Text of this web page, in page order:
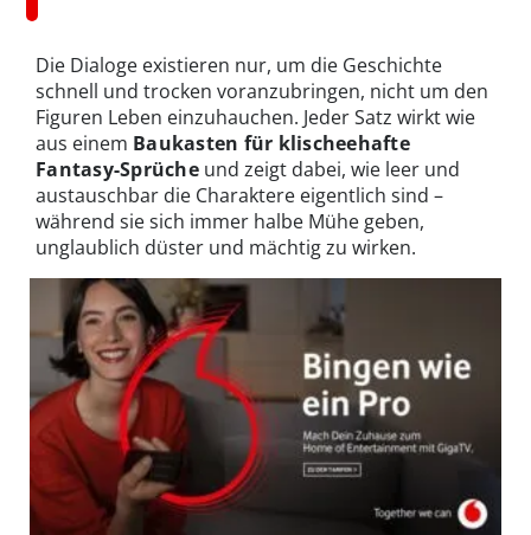
Die Dialoge existieren nur, um die Geschichte
schnell und trocken voranzubringen, nicht um den
Figuren Leben einzuhauchen. Jeder Satz wirkt wie
aus einem Baukasten für klischeehafte
Fantasy-Sprücheund zeigt dabei, wie leer und
austauschbar die Charaktere eigentlich sind –
während sie sich immer halbe Mühe geben,
unglaublich düster und mächtig zu wirken.